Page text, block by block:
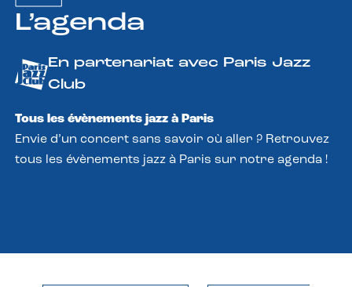
L’agenda
En partenariat avec Paris Jazz
Club
Tous les évènements jazz à Paris
Envie d’un concert sans savoir où aller ? Retrouvez
tous les évènements jazz à Paris sur notre agenda !